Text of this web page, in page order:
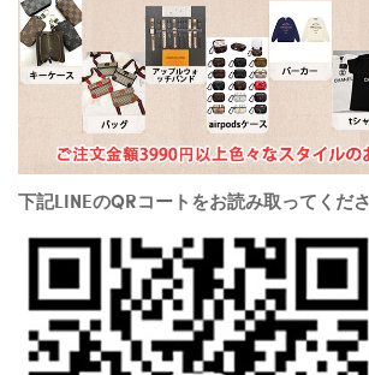
下記LINEのQRコートをお読み取ってくだ